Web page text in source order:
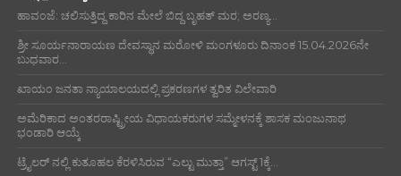
ಹಾವಂಜೆ: ಚಲಿಸುತ್ತಿದ್ದ ಕಾರಿನ ಮೇಲೆ ಬಿದ್ದ ಬೃಹತ್ ಮರ; ಅರಣ್ಯ...
ಶ್ರೀ ಸೂರ್ಯನಾರಾಯಣ ದೇವಸ್ಥಾನ ಮರೋಳಿ ಮಂಗಳೂರು ದಿನಾಂಕ 15.04.2026ನೇ
ಬುಧವಾರ...
ಖಾಯಂ ಜನತಾ ನ್ಯಾಯಾಲಯದಲ್ಲಿ ಪ್ರಕರಣಗಳ ತ್ವರಿತ ವಿಲೇವಾರಿ
ಅಮೆರಿಕಾದ ಅಂತರರಾಷ್ಟ್ರೀಯ ವಿಧಾಯಕರುಗಳ ಸಮ್ಮೇಳನಕ್ಕೆ ಶಾಸಕ ಮಂಜುನಾಥ
ಭಂಡಾರಿ ಆಯ್ಕೆ
ಟ್ರೈಲರ್ ನಲ್ಲಿ ಕುತೂಹಲ ಕೆರಳಿಸಿರುವ “ಎಲ್ಟು ಮುತ್ತಾ” ಆಗಸ್ಟ್ 1ಕ್ಕೆ...